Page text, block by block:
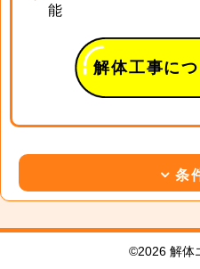
能
解体工事に
条
©2026 解体